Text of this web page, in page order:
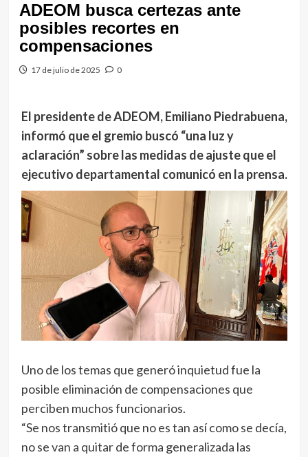
ADEOM busca certezas ante
posibles recortes en
compensaciones
17 de julio de 2025 0
El presidente de ADEOM, Emiliano Piedrabuena,
informó que el gremio buscó “una luz y
aclaración” sobre las medidas de ajuste que el
ejecutivo departamental comunicó en la prensa.
Uno de los temas que generó inquietud fue la
posible eliminación de compensaciones que
perciben muchos funcionarios.
“Se nos transmitió que no es tan así como se decía,
no se van a quitar de forma generalizada las